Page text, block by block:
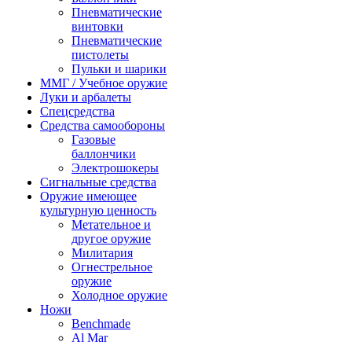
Пневматические
винтовки
Пневматические
пистолеты
Пульки и шарики
ММГ / Учебное оружие
Луки и арбалеты
Спецсредства
Средства самообороны
Газовые
баллончики
Электрошокеры
Сигнальные средства
Оружие имеющее
культурную ценность
Метательное и
другое оружие
Милитария
Огнестрельное
оружие
Холодное оружие
Ножи
Benchmade
Al Mar